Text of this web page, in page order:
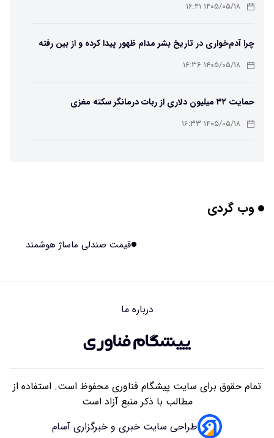
مسیر تکامل را عوض کرد!
۱۴۰۵/۰۵/۱۸ ۱۶:۴۱
چرا آدم‌خواری در تاریخ بشر مدام ظهور پیدا کرده و از بین رفته
است؟۱۴۰۵/۰۵/۱۸ ۱۶:۳۶
حمایت ۳۲ میلیون دلاری از ربات درمانگر سکته مغزی
۱۴۰۵/۰۵/۱۸ ۱۶:۳۳
واضح‌ترین تصاویر تاریخ از سطح خورشید؛ رصد مستقیم موتور
محرک طوفان‌های فضایی/ ویدئویی از قلب منظومه شمسی و
هوش مصنوعی چگونه عملیات فضاپیماها و ماهواره‌ها را تغییر
وب گردی
قیمت صندلی ماساژ هوشمند
درباره ما
تمام حقوق برای سایت پیشگام فناوری محفوظ است. استفاده از
مطالب با ذکر منبع آزاد است
طراحی سایت خبری و خبرگزاری آسام